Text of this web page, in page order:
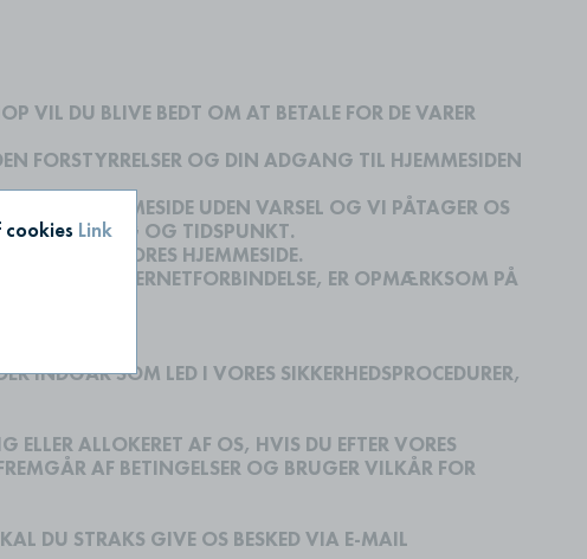
VIL DU BLIVE BEDT OM AT BETALE FOR DE VARER
FORSTYRRELSER OG DIN ADGANG TIL HJEMMESIDEN
HJEMMESIDE UDEN VARSEL OG VI PÅTAGER OS
ÅRSAG OG TIDSPUNKT.
TIL VORES HJEMMESIDE.
DIN INTERNETFORBINDELSE, ER OPMÆRKSOM PÅ
INDGÅR SOM LED I VORES SIKKERHEDSPROCEDURER,
ALLOKERET AF OS, HVIS DU EFTER VORES
AF BETINGELSER OG BRUGER VILKÅR FOR
DU STRAKS GIVE OS BESKED VIA E-MAIL
Link